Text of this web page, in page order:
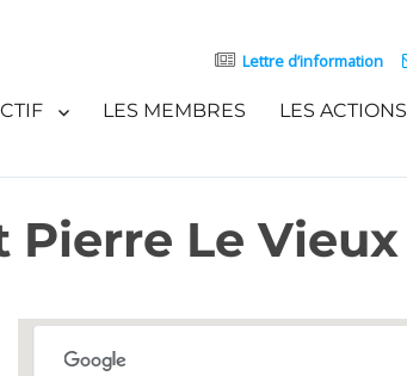
Lettre d’information
LES MEMBRES LES ACTIONS
Pierre Le Vieux